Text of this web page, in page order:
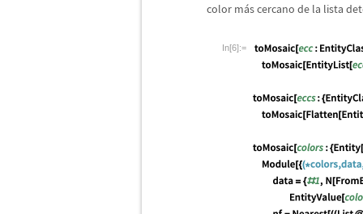
color más cercano de la lista
In[6]:=